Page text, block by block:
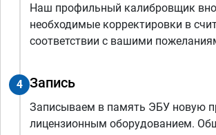
Наш профильный калибровщик
необходимые корректировки в
соответствии с вашими
4 Запись
Записываем в память ЭБУ новую
лицензионным оборудованием.